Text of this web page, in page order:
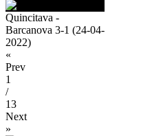
Quincitava -
Barcanova 3-1 (24-04-
2022)
«
Prev
1
/
13
Next
»